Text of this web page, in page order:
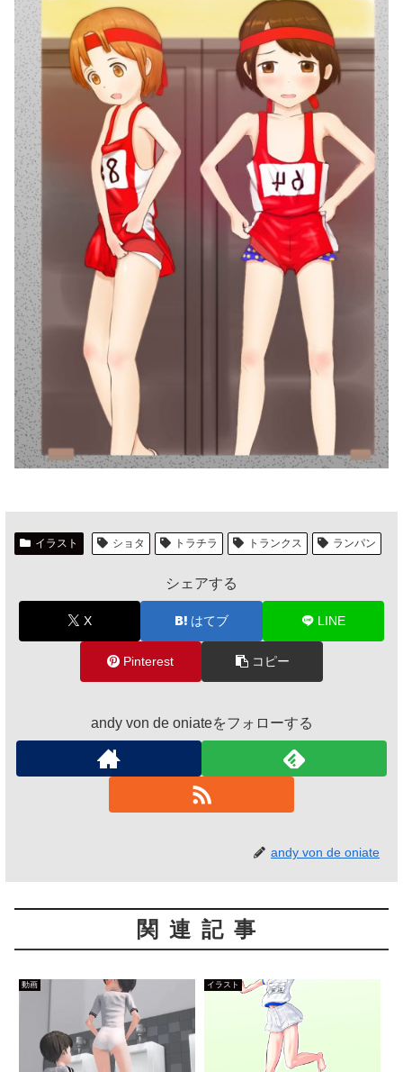
イラスト ショタ トラチラ トランクス ランパン
シェアする
X はてブ LINE
Pinterest コピー
andy von de oniateをフォローする
andy von de oniate
関連記事
動画 イラスト